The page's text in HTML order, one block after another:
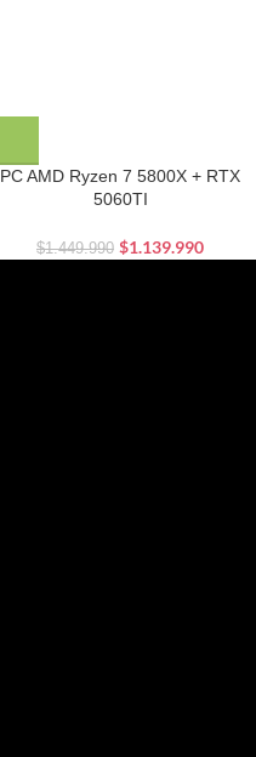
PC AMD Ryzen 7 5800X + RTX
5060TI
$1.449.990 $1.139.990